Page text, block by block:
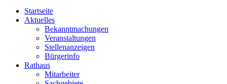
Startseite
Aktuelles
Bekanntmachungen
Veranstaltungen
Stellenanzeigen
Bürgerinfo
Rathaus
Mitarbeiter